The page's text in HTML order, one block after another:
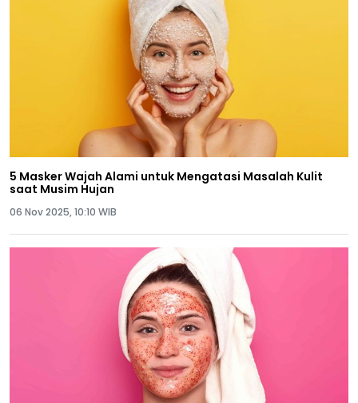
5 Masker Wajah Alami untuk Mengatasi Masalah Kulit
saat Musim Hujan
06 Nov 2025, 10:10 WIB